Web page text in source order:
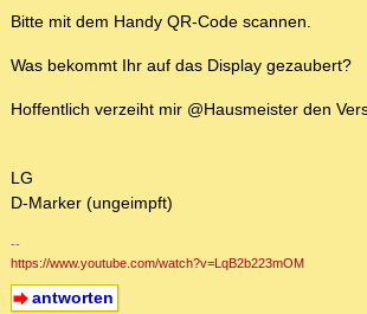
Bitte mit dem Handy QR-Code scannen.
Was bekommt Ihr auf das Display gezaubert?
Hoffentlich verzeiht mir @Hausmeister den
LG
D-Marker (ungeimpft)
--
https://www.youtube.com/watch?v=LqB2b223mOM
antworten